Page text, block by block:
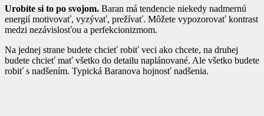
Urobíte si to po svojom. Baran má tendencie niekedy nadmernú
energií motivovať, vyzývať, prežívať. Môžete vypozorovať kontrast
medzi nezávislosťou a perfekcionizmom.
Na jednej strane budete chcieť robiť veci ako chcete, na druhej
budete chcieť mať všetko do detailu naplánované. Ale všetko budete
robiť s nadšením. Typická Baranova hojnosť nadšenia.